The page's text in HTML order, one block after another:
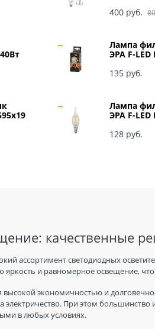
400 руб.
Лампа
ЭРА F-
135 руб.
Лампа
ЭРА F-LED
128 руб.
качественные
ассортимент светодиодных
яркость и равномерное освещение,
экономичностью и
электричество. При этом
в любых условиях.